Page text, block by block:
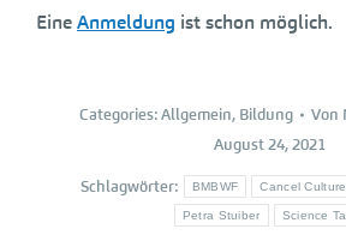
EineAnmeldung ist schon möglich.
Categories:Allgemein, Bildung Von
August 24, 2021
Schlagwörter: BMBWF Cancel Culture
Petra Stuiber Science